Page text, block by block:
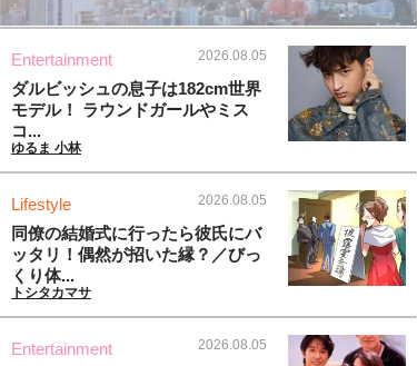
Entertainment 2026.08.05
ダルビッシュの息子は182cm世界
モデル！ ラウンドガールやミス
コ...
ゆるま 小林
Lifestyle 2026.08.05
同僚の結婚式に行ったら彼氏にバ
ッタリ！偶然が招いた縁？／びっ
くり体...
トシタカマサ
Entertainment 2026.08.05